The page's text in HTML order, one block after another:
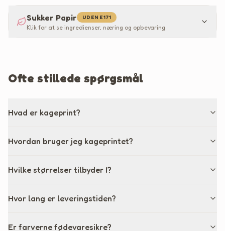
Sukker Papir UDEN E171
Klik for at se ingredienser, næring og opbevaring
Ofte stillede spørgsmål
Hvad er kageprint?
Hvordan bruger jeg kageprintet?
Hvilke størrelser tilbyder I?
Hvor lang er leveringstiden?
Er farverne fødevaresikre?